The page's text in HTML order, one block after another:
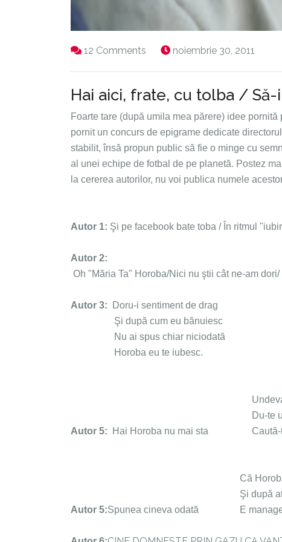
12 Comments noiembrie 30, 2011
Hai aici, frate, cu tolba /
Foarte tare (după umila mea părere) idee
pornit un concurs de epigrame dedicate
stabilit, însă propun public să fie o minge cu
al unei echipe de fotbal de pe planetă. Postez
la cererea autorilor, nu voi publica numele
Autor 1: Şi pe facebook bate toba / În ritmul
Autor 2:
Oh "Măria Ta" Horoba/Nici nu ştii cât
Autor 3: Doru-i sentiment de drag
Şi după cum eu bănuiesc
Nu ai spus chiar niciodată
Horoba eu te iubesc.
Autor 5: Hai Horoba nu mai sta
Undeva
Du-te
Caută-ti un
Autor 5:Spunea cineva odată
Că Horoba
Şi după
E manager la